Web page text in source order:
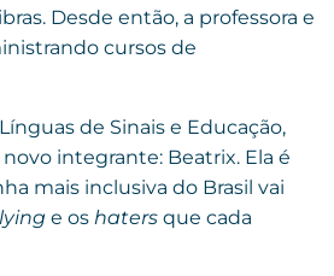
Desde então, a professora e
cursos de
de Sinais e Educação,
integrante: Beatrix. Ela é
mais inclusiva do Brasil vai
e os haters que cada